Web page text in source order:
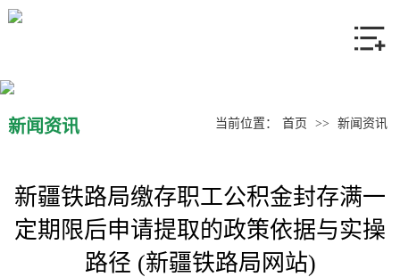
产品中心
联系我们
新闻资讯 当前位置： 首页 >> 新闻资讯
新疆铁路局缴存职工公积金封存满一
定期限后申请提取的政策依据与实操
路径 (新疆铁路局网站)